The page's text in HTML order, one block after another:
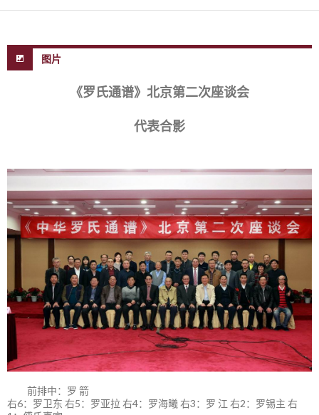
图片
《罗氏通谱》北京第二次座谈会
代表合影
前排中：罗 箭
右6：罗卫东 右5：罗亚拉 右4：罗海曦 右3：罗 江 右2：罗锡主 右